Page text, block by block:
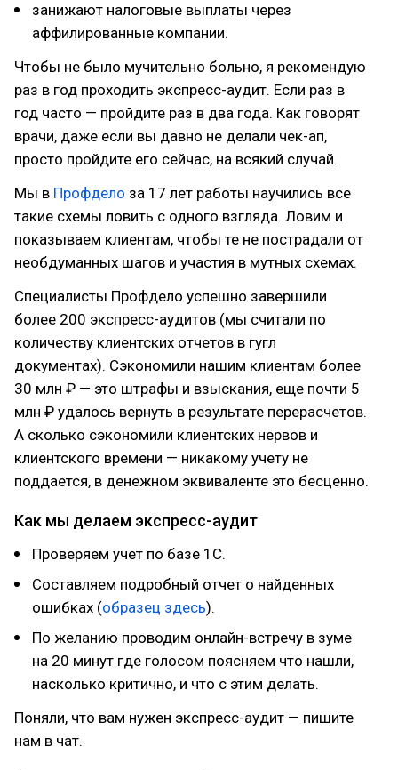
занижают налоговые выплаты через
аффилированные компании.
Чтобы не было мучительно больно, я рекомендую
раз в год проходить экспресс-аудит. Если раз в
год часто — пройдите раз в два года. Как говорят
врачи, даже если вы давно не делали чек-ап,
просто пройдите его сейчас, на всякий случай.
Мы в Профдело за 17 лет работы научились все
такие схемы ловить с одного взгляда. Ловим и
показываем клиентам, чтобы те не пострадали от
необдуманных шагов и участия в мутных схемах.
Специалисты Профдело успешно завершили
более 200 экспресс-аудитов (мы считали по
количеству клиентских отчетов в гугл
документах). Сэкономили нашим клиентам более
30 млн ₽ — это штрафы и взыскания, еще почти 5
млн ₽ удалось вернуть в результате перерасчетов.
А сколько сэкономили клиентских нервов и
клиентского времени — никакому учету не
поддается, в денежном эквиваленте это бесценно.
Как мы делаем экспресс-аудит
Проверяем учет по базе 1С.
Составляем подробный отчет о найденных
ошибках (образец здесь).
По желанию проводим онлайн-встречу в зуме
на 20 минут где голосом поясняем что нашли,
насколько критично, и что с этим делать.
Поняли, что вам нужен экспресс-аудит — пишите
нам в чат.